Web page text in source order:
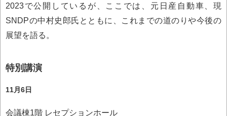
2023で公開しているが、ここでは、元日産自動車、現
SNDPの中村史郎氏とともに、これまでの道のりや今後の
展望を語る。
特別講演
11月6日
会議棟1階 レセプションホール